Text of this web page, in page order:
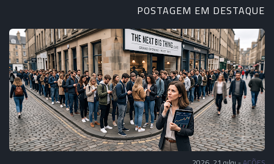
POSTAGEM EM DESTAQUE